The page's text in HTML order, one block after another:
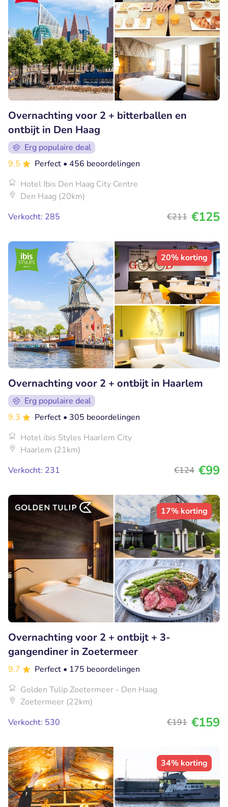
Overnachting voor 2 + bitterballen en
ontbijt in Den Haag
Erg populaire deal
9.5
Perfect • 456 beoordelingen
Hotel Ibis Den Haag City Centre
Den Haag (20km)
Verkocht: 285
€211 €125
20% korting
Overnachting voor 2 + ontbijt in Haarlem
Erg populaire deal
9.3
Perfect • 305 beoordelingen
Hotel ibis Styles Haarlem City
Haarlem (21km)
Verkocht: 231
€124 €99
17% korting
Overnachting voor 2 + ontbijt + 3-
gangendiner in Zoetermeer
9.7 Perfect • 175 beoordelingen
Golden Tulip Zoetermeer - Den Haag
Zoetermeer (22km)
Verkocht: 530
€191 €159
34% korting